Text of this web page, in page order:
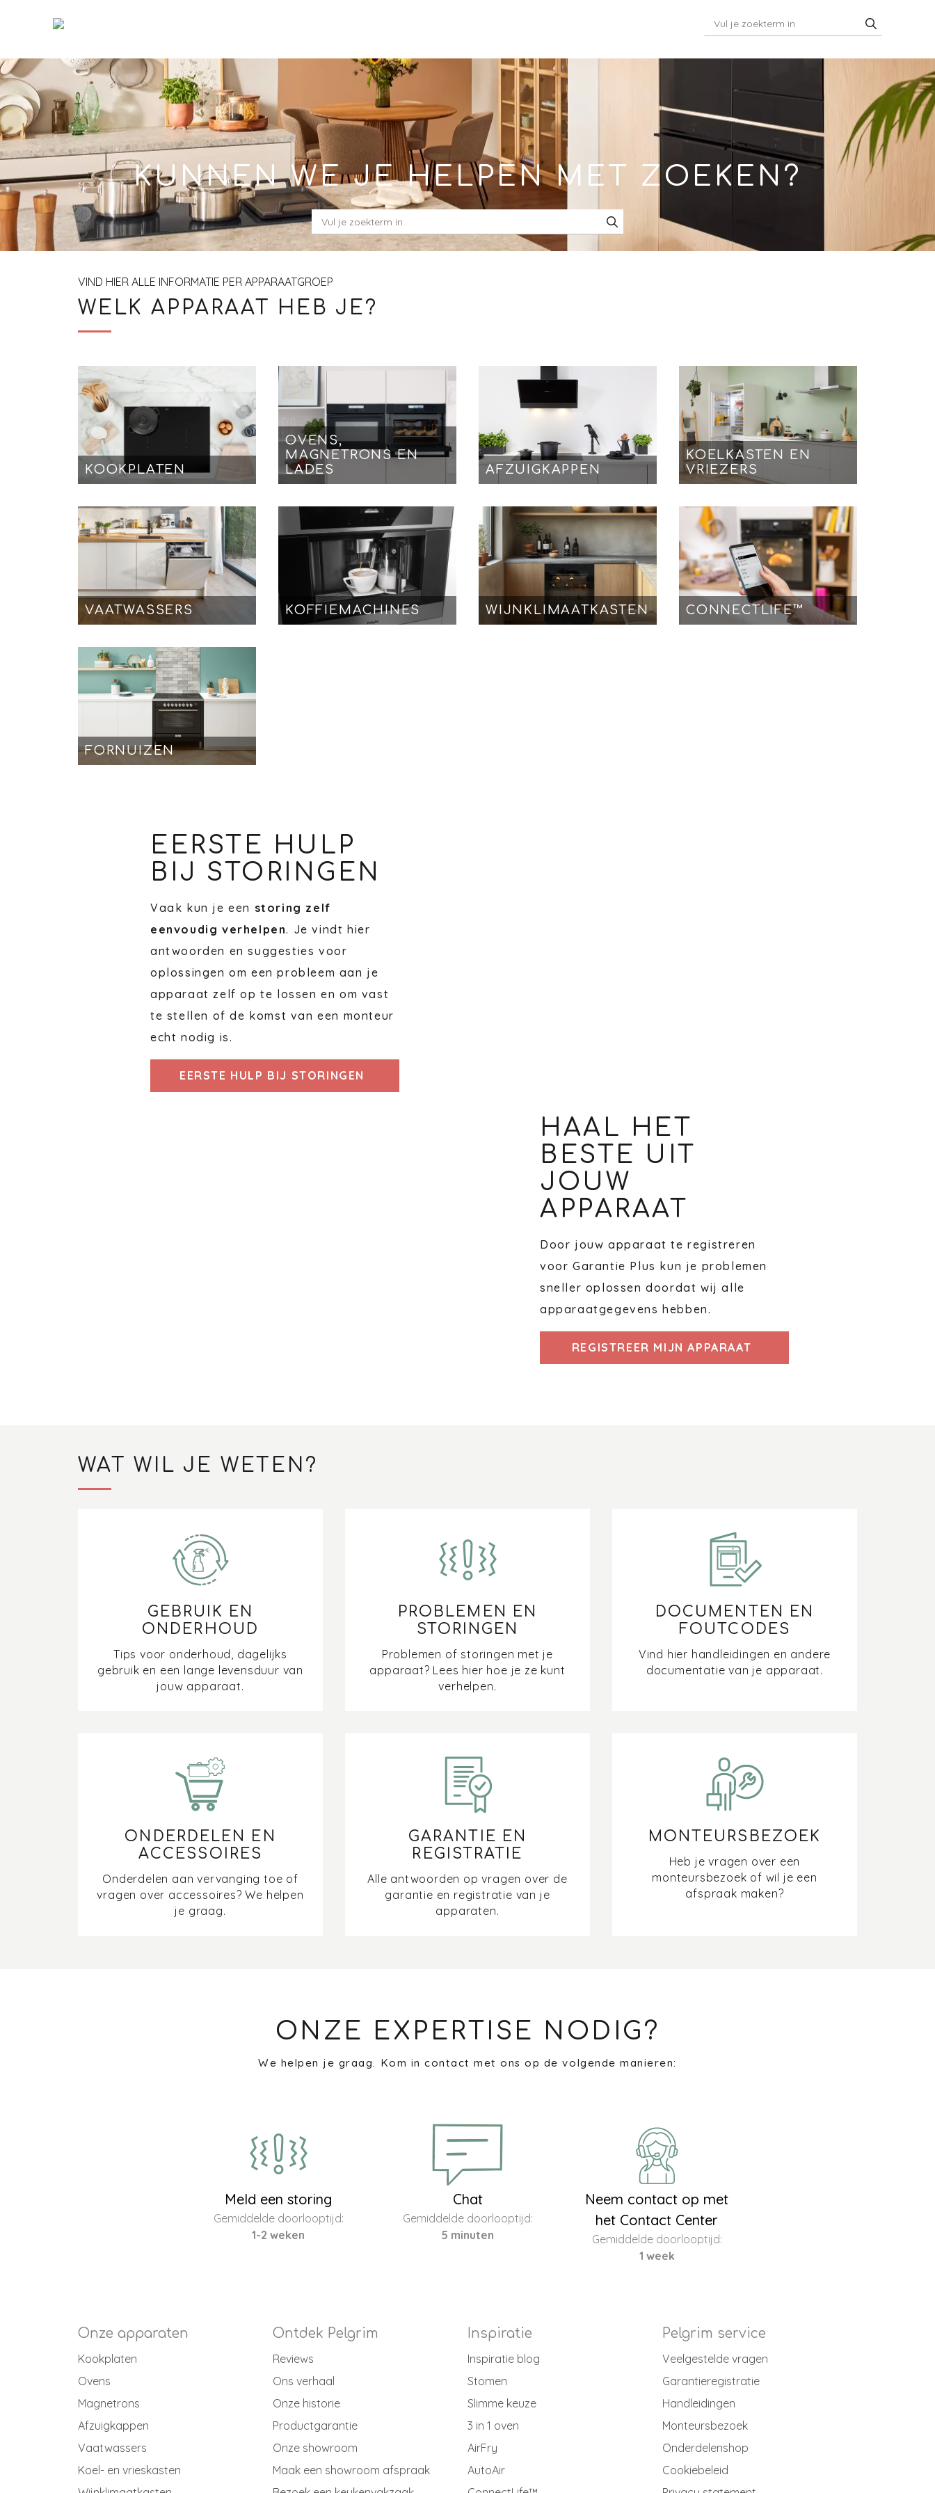
KUNNEN WE JE HELPEN MET ZOEKEN?
VIND HIER ALLE INFORMATIE PER APPARAATGROEP
WELK APPARAAT HEB JE?
KOOKPLATEN
OVENS,
MAGNETRONS EN
LADES
AFZUIGKAPPEN
KOELKASTEN EN
VRIEZERS
VAATWASSERS KOFFIEMACHINES WIJNKLIMAATKASTEN CONNECTLIFE™
FORNUIZEN
EERSTE HULP
BIJ STORINGEN
Vaak kun je een storing zelf
eenvoudig verhelpen. Je vindt hier
antwoorden en suggesties voor
oplossingen om een probleem aan je
apparaat zelf op te lossen en om vast
te stellen of de komst van een monteur
echt nodig is.
EERSTE HULP BIJ STORINGEN
HAAL HET
BESTE UIT
JOUW
APPARAAT
Door jouw apparaat te registreren
voor Garantie Plus kun je problemen
sneller oplossen doordat wij alle
apparaatgegevens hebben.
REGISTREER MIJN APPARAAT
WAT WIL JE WETEN?
GEBRUIK EN
ONDERHOUD
Tips voor onderhoud, dagelijks
gebruik en een lange levensduur van
jouw apparaat.
PROBLEMEN EN
STORINGEN
Problemen of storingen met je
apparaat? Lees hier hoe je ze kunt
verhelpen.
DOCUMENTEN EN
FOUTCODES
Vind hier handleidingen en andere
documentatie van je apparaat.
ONDERDELEN EN
ACCESSOIRES
Onderdelen aan vervanging toe of
vragen over accessoires? We helpen
je graag.
GARANTIE EN
REGISTRATIE
Alle antwoorden op vragen over de
garantie en registratie van je
apparaten.
MONTEURSBEZOEK
Heb je vragen over een
monteursbezoek of wil je een
afspraak maken?
ONZE EXPERTISE NODIG?
We helpen je graag. Kom in contact met ons op de volgende manieren:
Meld een storing
Gemiddelde doorlooptijd:
1-2 weken
Chat
Gemiddelde doorlooptijd:
5 minuten
Neem contact op met
het Contact Center
Gemiddelde doorlooptijd:
1 week
Onze apparaten
Kookplaten
Ovens
Magnetrons
Afzuigkappen
Vaatwassers
Koel- en vrieskasten
Ontdek Pelgrim
Reviews
Ons verhaal
Onze historie
Productgarantie
Onze showroom
Maak een showroom afspraak
Inspiratie
Inspiratie blog
Stomen
Slimme keuze
3 in 1 oven
AirFry
AutoAir
Pelgrim service
Veelgestelde vragen
Garantieregistratie
Handleidingen
Monteursbezoek
Onderdelenshop
Cookiebeleid